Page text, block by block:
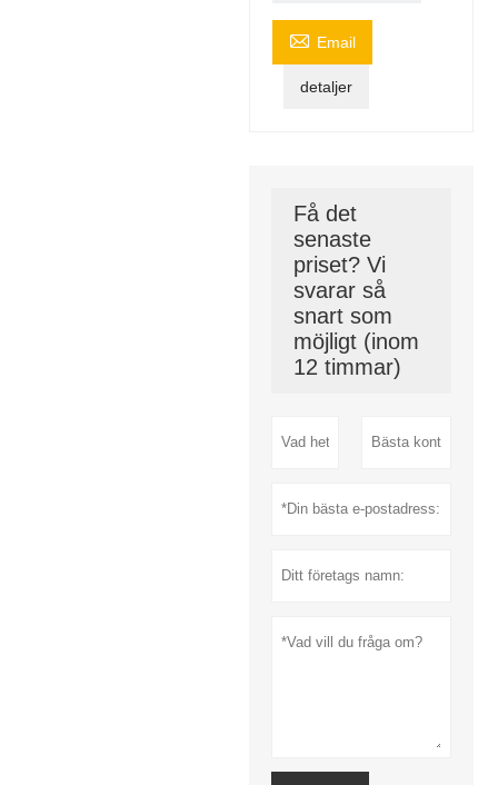
 Email
detaljer
Få det
senaste
priset? Vi
svarar så
snart som
möjligt (inom
12 timmar)